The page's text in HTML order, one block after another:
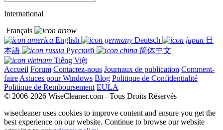
International
Français
English
Deutsch
日
本語
Русский
简体中文
Tiếng Việt
Accueil Forum Contactez-nous Journaux de publication Comment-
faire Astuces pour Windows Blog Politique de Confidentialité
Politique de Remboursement EULA
© 2006-2026 WiseCleaner.com - Tous Droits Réservés
wisecleaner uses cookies to improve content and ensure you get the
best experience on our website. Continue to browse our website